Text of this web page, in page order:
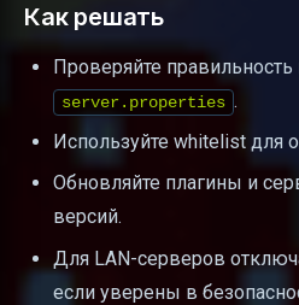
Как решать
Проверяйте правильность
server.properties .
Используйте whitelist для
Обновляйте плагины и
версий.
Для LAN-серверов
если уверены в